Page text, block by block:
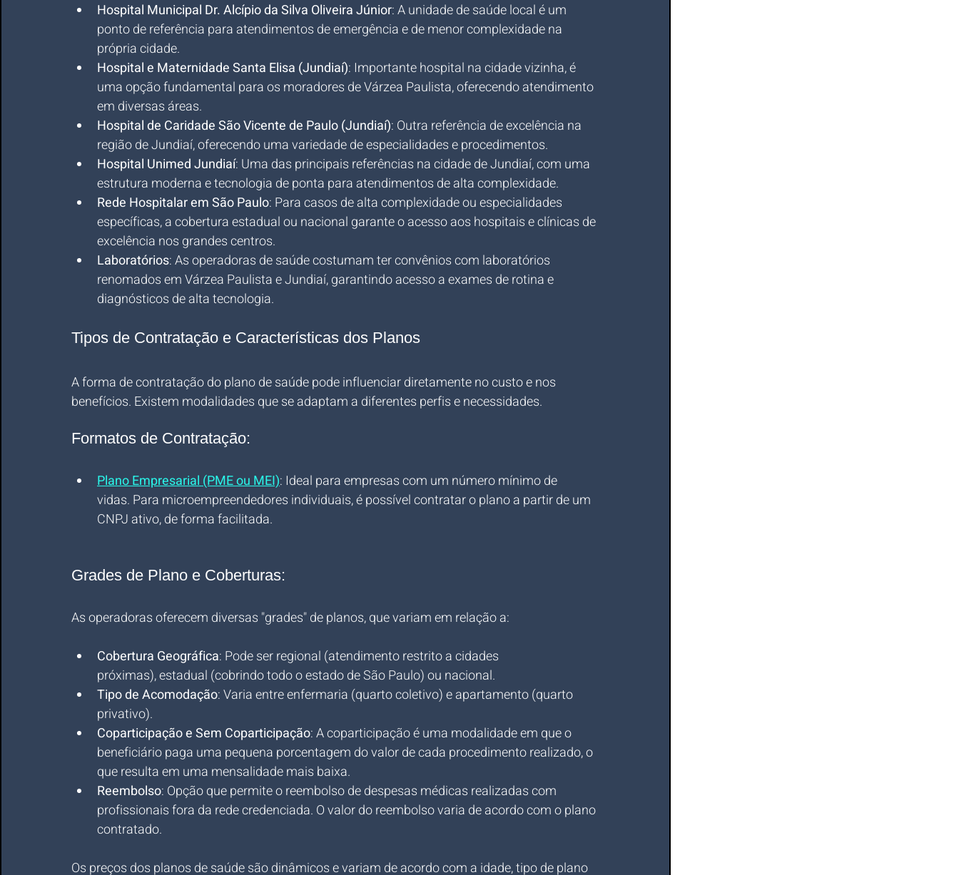
Hospital Municipal Dr. Alcípio da Silva Oliveira Júnior: A unidade de saúde local é um
ponto de referência para atendimentos de emergência e de menor complexidade na
própria cidade.
Hospital e Maternidade Santa Elisa (Jundiaí): Importante hospital na cidade vizinha, é
uma opção fundamental para os moradores de Várzea Paulista, oferecendo atendimento
em diversas áreas.
Hospital de Caridade São Vicente de Paulo (Jundiaí): Outra referência de excelência na
região de Jundiaí, oferecendo uma variedade de especialidades e procedimentos.
Hospital Unimed Jundiaí: Uma das principais referências na cidade de Jundiaí, com uma
estrutura moderna e tecnologia de ponta para atendimentos de alta complexidade.
Rede Hospitalar em São Paulo: Para casos de alta complexidade ou especialidades
específicas, a cobertura estadual ou nacional garante o acesso aos hospitais e clínicas de
excelência nos grandes centros.
Laboratórios: As operadoras de saúde costumam ter convênios com laboratórios
renomados em Várzea Paulista e Jundiaí, garantindo acesso a exames de rotina e
diagnósticos de alta tecnologia.
Tipos de Contratação e Características dos Planos
A forma de contratação do plano de saúde pode influenciar diretamente no custo e nos
benefícios. Existem modalidades que se adaptam a diferentes perfis e necessidades.
Formatos de Contratação:
Plano Empresarial (PME ou MEI): Ideal para empresas com um número mínimo de
vidas. Para microempreendedores individuais, é possível contratar o plano a partir de um
CNPJ ativo, de forma facilitada.
Grades de Plano e Coberturas:
As operadoras oferecem diversas "grades" de planos, que variam em relação a:
Cobertura Geográfica: Pode ser regional (atendimento restrito a cidades
próximas), estadual (cobrindo todo o estado de São Paulo) ou nacional.
Tipo de Acomodação: Varia entre enfermaria (quarto coletivo) e apartamento (quarto
privativo).
Coparticipação e Sem Coparticipação: A coparticipação é uma modalidade em que o
beneficiário paga uma pequena porcentagem do valor de cada procedimento realizado, o
que resulta em uma mensalidade mais baixa.
Reembolso: Opção que permite o reembolso de despesas médicas realizadas com
profissionais fora da rede credenciada. O valor do reembolso varia de acordo com o plano
contratado.
Os preços dos planos de saúde são dinâmicos e variam de acordo com a idade, tipo de plano